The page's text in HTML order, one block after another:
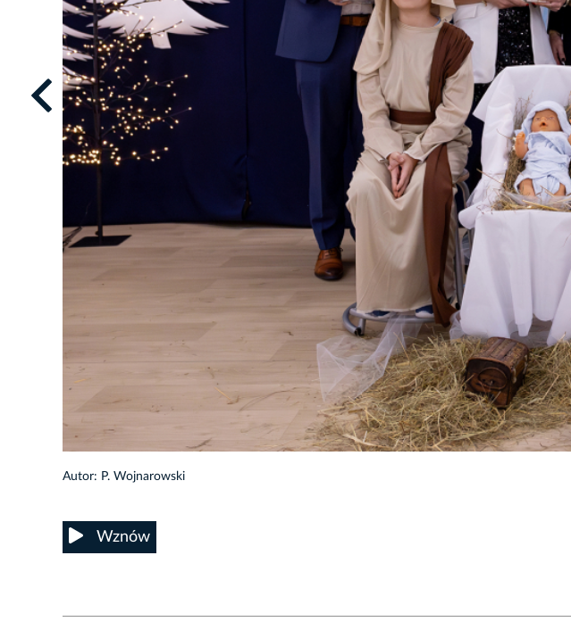
Autor: P. Wojnarowski
Wznów